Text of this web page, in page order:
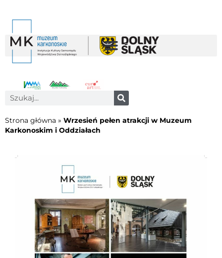
Strona główna » Wrzesień pełen atrakcji w Muzeum
Karkonoskim i Oddziałach